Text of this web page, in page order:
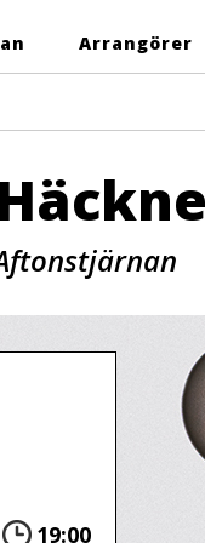
Arrangörer
Tid
19:00